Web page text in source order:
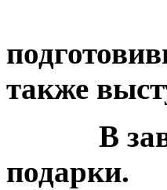
В
также
В
подарки.